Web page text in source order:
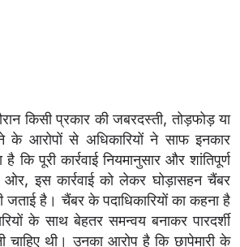
किसी प्रकार की जबरदस्ती, तोड़फोड़ या
के आरोपों से अधिकारियों ने साफ इनकार
कि पूरी कार्रवाई नियमानुसार और शांतिपूर्ण
इस कार्रवाई को लेकर घोड़ासहन चैंबर
जताई है। चैंबर के पदाधिकारियों का कहना है
के साथ बेहतर समन्वय बनाकर पारदर्शी
चाहिए थी। उनका आरोप है कि छापेमारी के